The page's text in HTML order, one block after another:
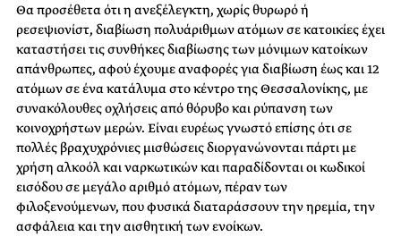
Θα προσέθετα ότι η ανεξέλεγκτη, χωρίς θυρωρό ή
ρεσεψιονίστ, διαβίωση πολυάριθμων ατόμων σε κατοικίες έχει
καταστήσει τις συνθήκες διαβίωσης των μόνιμων κατοίκων
απάνθρωπες, αφού έχουμε αναφορές για διαβίωση έως και 12
ατόμων σε ένα κατάλυμα στο κέντρο της Θεσσαλονίκης, με
συνακόλουθες οχλήσεις από θόρυβο και ρύπανση των
κοινοχρήστων μερών. Είναι ευρέως γνωστό επίσης ότι σε
πολλές βραχυχρόνιες μισθώσεις διοργανώνονται πάρτι με
χρήση αλκοόλ και ναρκωτικών και παραδίδονται οι κωδικοί
εισόδου σε μεγάλο αριθμό ατόμων, πέραν των
φιλοξενούμενων, που φυσικά διαταράσσουν την ηρεμία, την
ασφάλεια και την αισθητική των ενοίκων.